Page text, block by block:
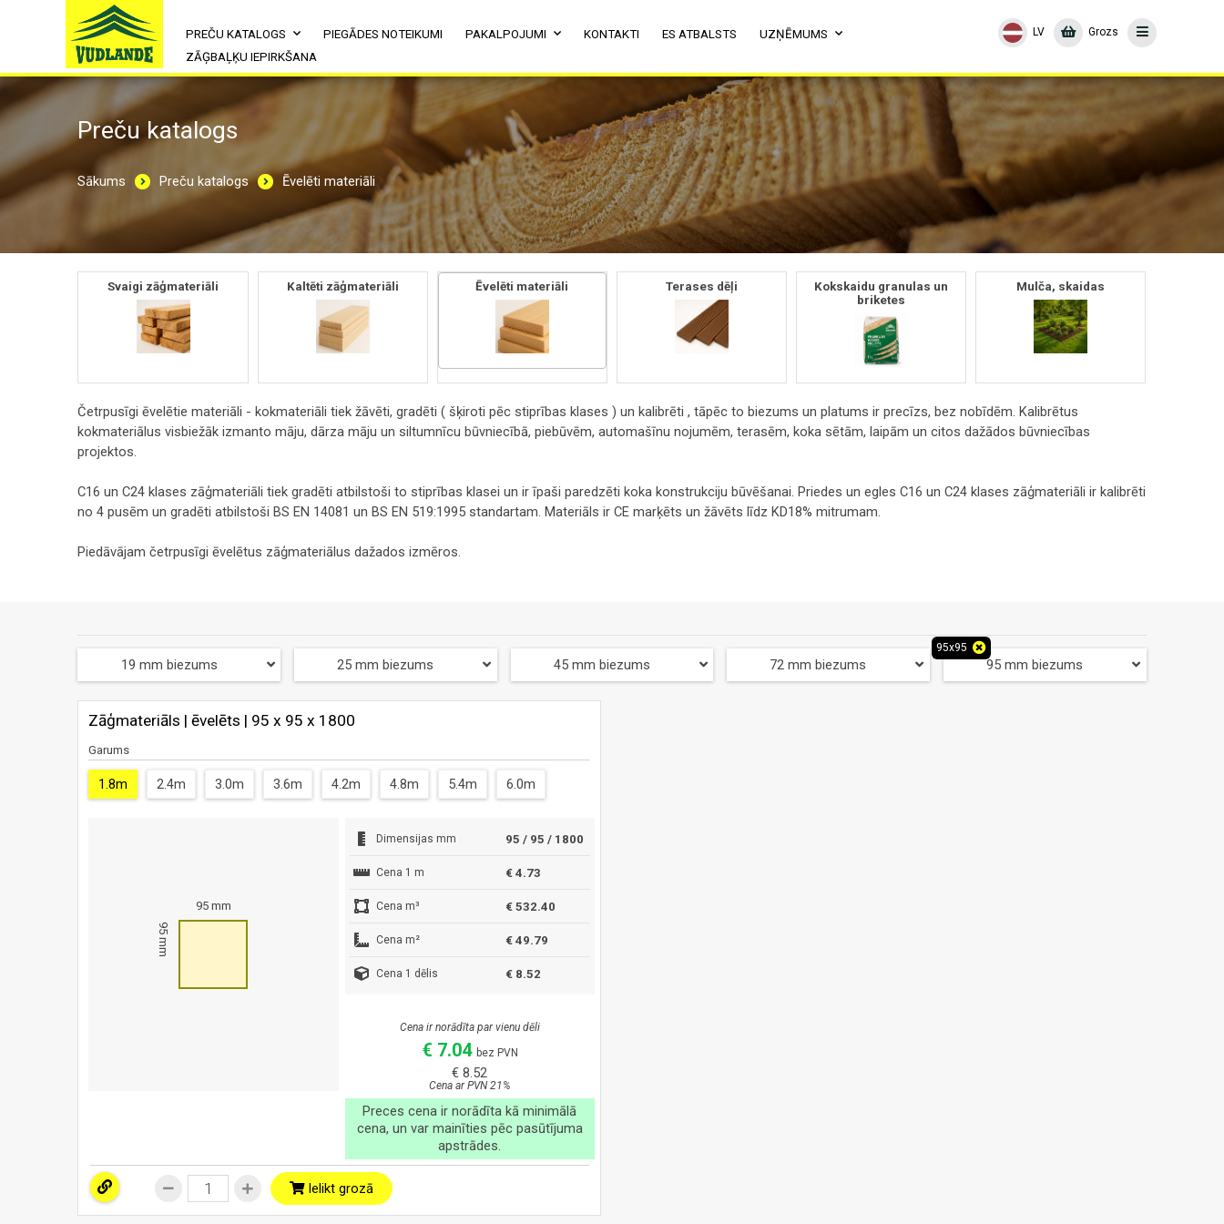
PREČU KATALOGS PIEGĀDES NOTEIKUMI PAKALPOJUMI KONTAKTI ES ATBALSTS
UZŅĒMUMS
ZĀĢBAĻĶU IEPIRKŠANA
Grozs
LV
Preču katalogs
Sākums Preču katalogs Ēvelēti materiāli
Svaigi zāģmateriāli Kaltēti zāģmateriāli Ēvelēti materiāli Terases dēļi
Kokskaidu granulas un
briketes
Mulča, skaidas
Četrpusīgi ēvelētie materiāli - kokmateriāli tiek žāvēti, gradēti ( šķiroti pēc stiprības klases ) un kalibrēti , tāpēc to biezums un platums ir precīzs, bez nobīdēm. Kalibrētus
kokmateriālus visbiežāk izmanto māju, dārza māju un siltumnīcu būvniecībā, piebūvēm, automašīnu nojumēm, terasēm, koka sētām, laipām un citos dažādos būvniecības
projektos.
C16 un C24 klases zāģmateriāli tiek gradēti atbilstoši to stiprības klasei un ir īpaši paredzēti koka konstrukciju būvēšanai. Priedes un egles C16 un C24 klases zāģmateriāli ir kalibrēti
no 4 pusēm un gradēti atbilstoši BS EN 14081 un BS EN 519:1995 standartam. Materiāls ir CE marķēts un žāvēts līdz KD18% mitrumam.
Piedāvājam četrpusīgi ēvelētus zāģmateriālus dažados izmēros.
19 mm biezums 25 mm biezums 45 mm biezums 72 mm biezums 95 mm biezums
95x95
Zāģmateriāls | ēvelēts | 95 x 95 x 1800
Garums
1.8m 2.4m 3.0m 3.6m 4.2m 4.8m 5.4m 6.0m
95 mm
95 mm
Dimensijas mm 95 / 95 / 1800
Cena 1 m € 4.73
Cena m³ € 532.40
Cena m² € 49.79
Cena 1 dēlis € 8.52
Cena ir norādīta par vienu dēli
€ 7.04 bez PVN
€ 8.52
Cena ar PVN 21%
Preces cena ir norādīta kā minimālā
cena, un var mainīties pēc pasūtījuma
apstrādes.
Ielikt grozā